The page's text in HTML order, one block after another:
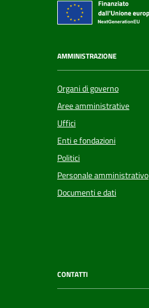
AMMINISTRAZIONE
Organi di governo
Aree amministrative
Uffici
Enti e fondazioni
Politici
Personale amministrativo
Documenti e dati
CONTATTI